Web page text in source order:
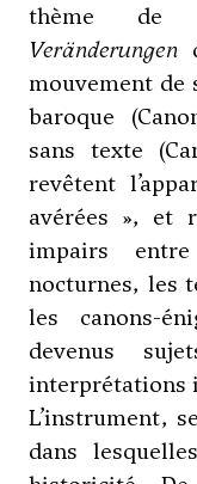
thème de
Veränderungen
mouvement de
baroque
sans texte
revêtent
avérées », et
impairs
nocturnes, les
les canons-
devenus
interprétations
L’instrument,
dans